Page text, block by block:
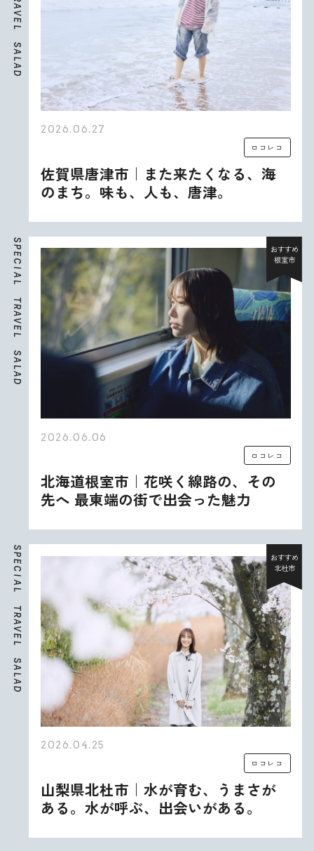
A
V
E
L
S
A
L
A
D
2026.06.27
ロコレコ
佐賀県唐津市｜また来たくなる、海
のまち。味も、人も、唐津。
S
P
E
C
I
A
L
T
R
A
V
E
L
S
A
L
A
D
おすすめ
根室市
2026.06.06
ロコレコ
北海道根室市｜花咲く線路の、その
先へ 最東端の街で出会った魅力
S
P
E
C
I
A
L
T
R
A
V
E
L
S
A
L
A
D
おすすめ
北杜市
2026.04.25
ロコレコ
山梨県北杜市｜水が育む、うまさが
ある。水が呼ぶ、出会いがある。